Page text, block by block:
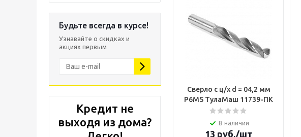
Будьте всегда в курсе!
Узнавайте о скидках и
акциях первым
Кредит не
выходя из дома?
Сверло с ц/х d = 04,2 мм
Р6М5 ТулаМаш 11739-ПК
В наличии
13 руб./шт